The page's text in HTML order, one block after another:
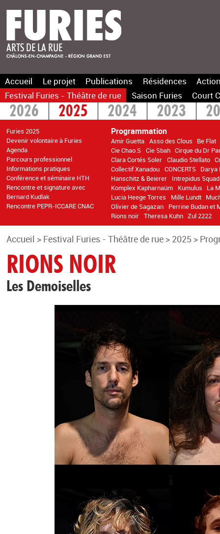
Accueil Le projet Publications Résidences
Festival Furies - Théâtre de rue
Saison Furies Court
2026 2025
Furies 2025
Devenir volontaire à Furies
Agenda
Parcours professionnel
Informations pratiques
Conférence et séminaire HTH
Rencontre et signature avec
Bernard Kudlak
Rencontre PEPR-ICCARE CNAC
Programmation
Amir Guetta Asso des Clous
Be Flat
Cie Chao.S Cie Sbah Cirque du Dr
Clara Cortés Soler Claudio Stellato
Collectif Xanadou CONCERTS Darya
Hanschitz & Beierer
Intrepidus Squad
Komplex Kapharnaüm
Kumulus
La
Lucia Heege Torres
Mille Lundt
Olivier de Sagazan
Perrine Budan et
Rions noir Theresa Kuhn Zul 2222
2024 2023
2016
>2014
Accueil > Festival Furies - Théâtre de rue > 2025 >
RIONS NOIR
Les Demoiselles